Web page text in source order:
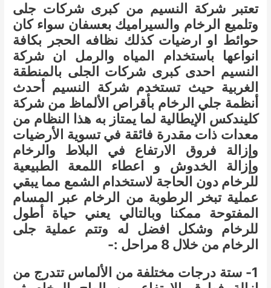
تعتبر شركة النسيم من كبرى شركات جلى
وتلميع الرخام والسيراميك بعسفان سواء كان
حوائط او ارضيات كذلك نظافه الحجر بكافة
انواعها باستخدام المياه والرمل ان شركة
النسيم احدى كبرى شركات الجلى بالمنطقة
الغربية حيث تستخدم شركة النسيم أحدث
أنظمة جلي الرخام بأقراص الألماظ من شركة
كليندكس الإيطالية لما يمتاز به هذا النظام من
معدات ذات مقدرة فائقة في تسوية الأرضيات
وإزالة فروق الارتفاع في البلاط والرخام
وإزالة الخدوش و اعطاء اللمعة الطبيعية
للرخام دون الحاجة لاستخدام الشمع مما يبقي
عملية تبخر الرطوبة من الرخام عبر المسام
المفتوحة ممكنا وبالتالي يعني حياة أطول
للرخام وشكل افضل له وتتم عملية جلى
الرخام من خلال 8 مراحل :-
1- ستة درجات مختلفة من الألماس تتدرج من